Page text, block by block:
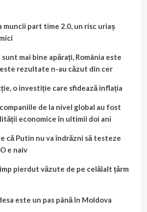
muncii part time 2.0, un risc uriaș
sunt mai bine apărați, România este
rezultate n-au căzut din cer
o investiție care sfidează inflația
de la nivel global au fost
economice în ultimii doi ani
că Putin nu va îndrăzni să testeze
e naiv
pierdut văzute de pe celălalt țărm
este un pas până în Moldova